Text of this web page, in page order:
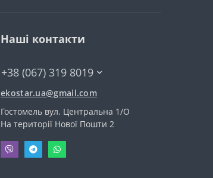
Наші контакти
+38 (067) 319 8019
ekostar.ua@gmail.com
Гостомель вул. Центральна 1/О
На території Нової Пошти 2